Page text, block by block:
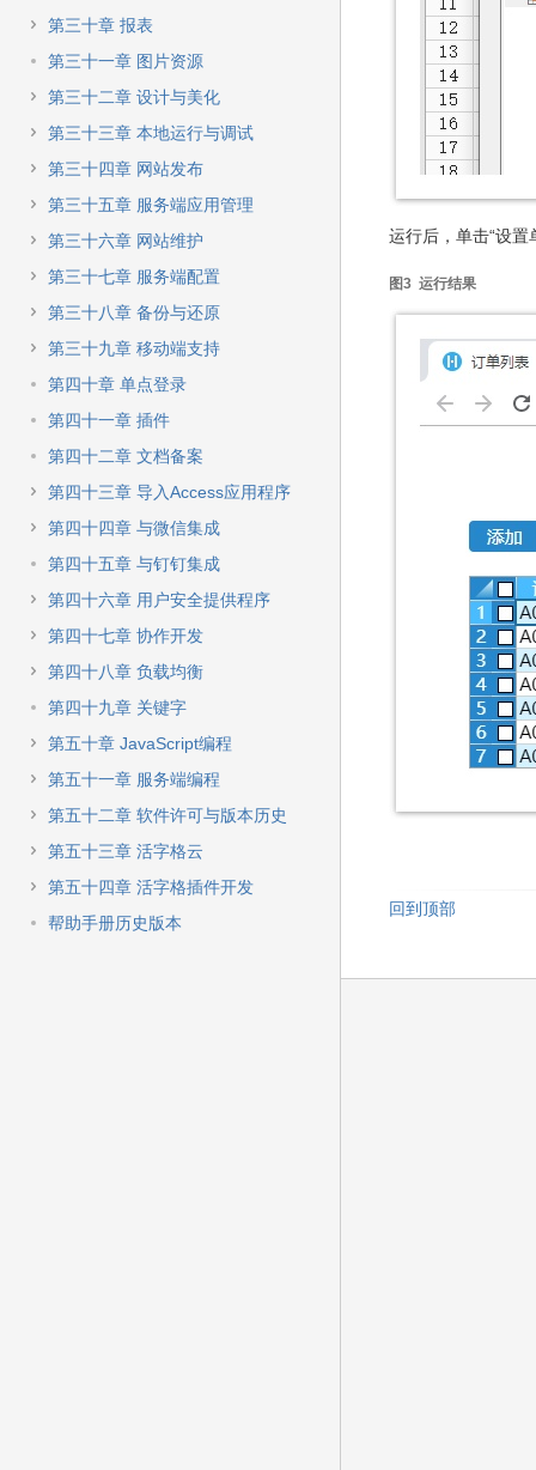
第三十章 报表
第三十一章 图片资源
第三十二章 设计与美化
第三十三章 本地运行与调试
第三十四章 网站发布
第三十五章 服务端应用管理
第三十六章 网站维护
第三十七章 服务端配置
第三十八章 备份与还原
第三十九章 移动端支持
第四十章 单点登录
第四十一章 插件
第四十二章 文档备案
第四十三章 导入Access应用程序
第四十四章 与微信集成
第四十五章 与钉钉集成
第四十六章 用户安全提供程序
第四十七章 协作开发
第四十八章 负载均衡
第四十九章 关键字
第五十章 JavaScript编程
第五十一章 服务端编程
第五十二章 软件许可与版本历史
第五十三章 活字格云
第五十四章 活字格插件开发
帮助手册历史版本
运行后，单击“设置
图3 运行结果
回到顶部